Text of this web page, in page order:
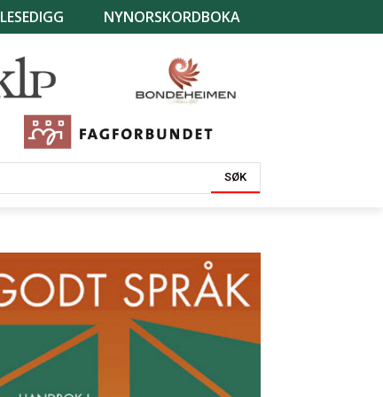
LESEDIGG NYNORSKORDBOKA
SØK